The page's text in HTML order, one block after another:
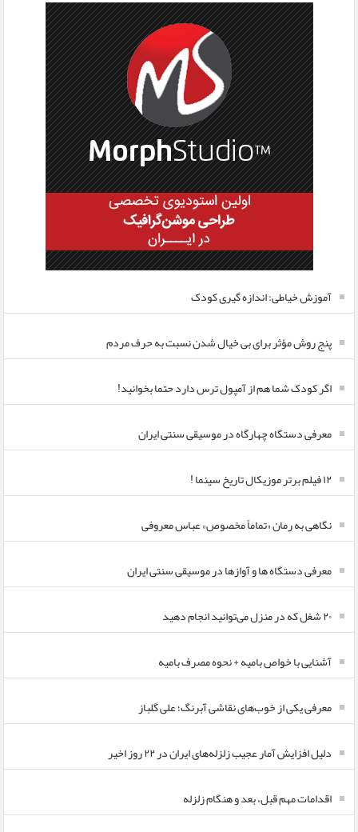
آموزش خیاطی: اندازه گیری کودک
پنج روش مؤثر برای بی خیال شدن نسبت به حرف مردم
اگر کودک شما هم از آمپول ترس دارد حتما بخوانید!
معرفی دستگاه چهارگاه در موسیقی سنتی ایران
۱۲ فیلم برتر موزیکال تاریخ سینما !
نگاهی به رمان «تماماً مخصوص» عباس معروفی
معرفی دستگاه ها و آوازها در موسیقی سنتی ایران
۲۰ شغل که در منزل می‌توانید انجام دهید
آشنایی با خواص بامیه + نحوه مصرف بامیه
معرفی یکی از خوب‌های نقاشی آبرنگ؛ علی گلباز
دلیل افزایش آمار عجیب زلزله‌های ایران در ۲۲ روز اخیر
اقدامات مهم قبل، بعد و هنگام زلزله